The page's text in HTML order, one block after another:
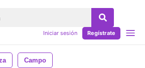
Iniciar sesión Regístrate
Campo